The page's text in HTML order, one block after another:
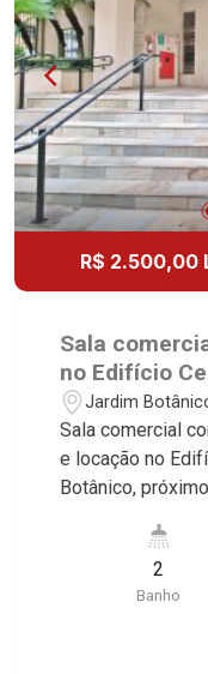
R$ 2.500,00
Sala
no Edifício
Botânico,
Raya -
Jardim
Sala comercial
e locação no
Botânico,
características
Imobiliária selecionou
útil - 2 WCs
2
Banho